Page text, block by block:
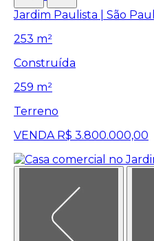
Jardim Paulista | São
253 m²
Construída
259 m²
Terreno
VENDA R$ 3.800.000,00